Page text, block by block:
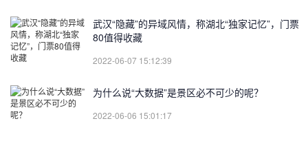
武汉“隐藏”的异域风情，称湖北“独家记忆”，门票
80值得收藏
2022-06-07 15:12:39
为什么说“大数据”是景区必不可少的呢？
2022-06-06 15:01:17